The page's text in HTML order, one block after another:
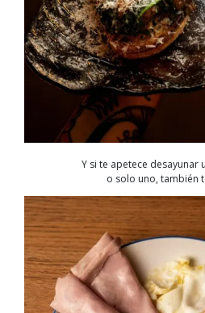
Y si te apetece desayunar
o solo uno, también